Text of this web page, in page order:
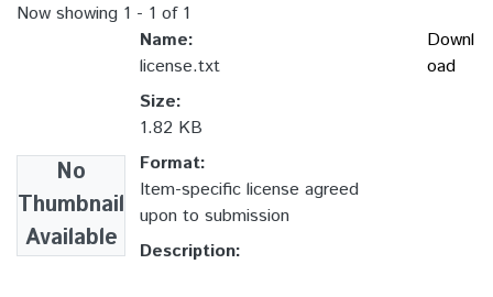
Now showing 1 - 1 of 1
No
Thumbnail
Available
Name:
license.txt
Size:
1.82 KB
Format:
Item-specific license agreed
upon to submission
Description:
Downl
oad